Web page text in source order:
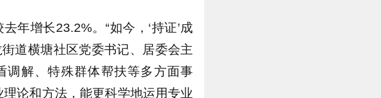
年增长23.2%。“如今，‘持证’成
道横塘社区党委书记、居委会主
调解、特殊群体帮扶等多方面事
论和方法，能更科学地运用专业